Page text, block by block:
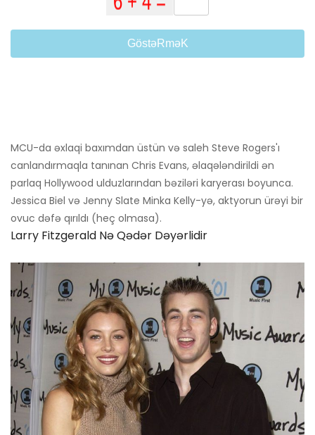
GöstəRməK
MCU-da əxlaqi baxımdan üstün və saleh Steve Rogers'ı
canlandırmaqla tanınan Chris Evans, əlaqələndirildi ən
parlaq Hollywood ulduzlarından bəziləri karyerası boyunca.
Jessica Biel və Jenny Slate Minka Kelly-yə, aktyorun ürəyi bir
ovuc dəfə qırıldı (heç olmasa).
Larry Fitzgerald Nə Qədər Dəyərlidir